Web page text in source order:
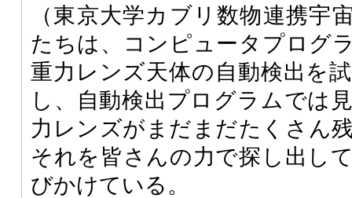
（東京大学カブリ数物連携宇
たちは、コンピュータプログ
重力レンズ天体の自動検出を
し、自動検出プログラムでは
力レンズがまだまだたくさん
それを皆さんの力で探し出し
びかけている。